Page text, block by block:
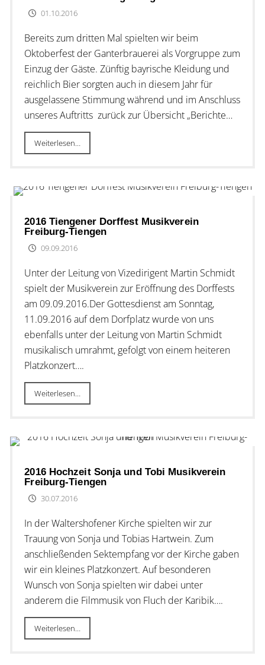
01.10.2016
Bereits zum dritten Mal spielten wir beim
Oktoberfest der Ganterbrauerei als Vorgruppe zum
Einzug der Gäste. Zünftig bayrische Kleidung und
reichlich Bier sorgten auch in diesem Jahr für
ausgelassene Stimmung während und im Anschluss
unseres Auftritts zurück zur Übersicht „Berichte…
Weiterlesen…
2016 Tiengener Dorffest Musikverein
Freiburg-Tiengen
09.09.2016
Unter der Leitung von Vizedirigent Martin Schmidt
spielt der Musikverein zur Eröffnung des Dorffests
am 09.09.2016.Der Gottesdienst am Sonntag,
11.09.2016 auf dem Dorfplatz wurde von uns
ebenfalls unter der Leitung von Martin Schmidt
musikalisch umrahmt, gefolgt von einem heiteren
Platzkonzert….
Weiterlesen…
2016 Hochzeit Sonja und Tobi Musikverein
Freiburg-Tiengen
30.07.2016
In der Waltershofener Kirche spielten wir zur
Trauung von Sonja und Tobias Hartwein. Zum
anschließenden Sektempfang vor der Kirche gaben
wir ein kleines Platzkonzert. Auf besonderen
Wunsch von Sonja spielten wir dabei unter
anderem die Filmmusik von Fluch der Karibik….
Weiterlesen…